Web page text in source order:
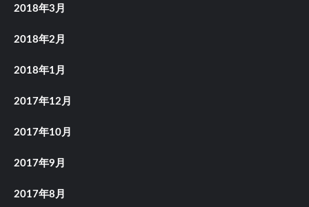
2018年3月
2018年2月
2018年1月
2017年12月
2017年10月
2017年9月
2017年8月